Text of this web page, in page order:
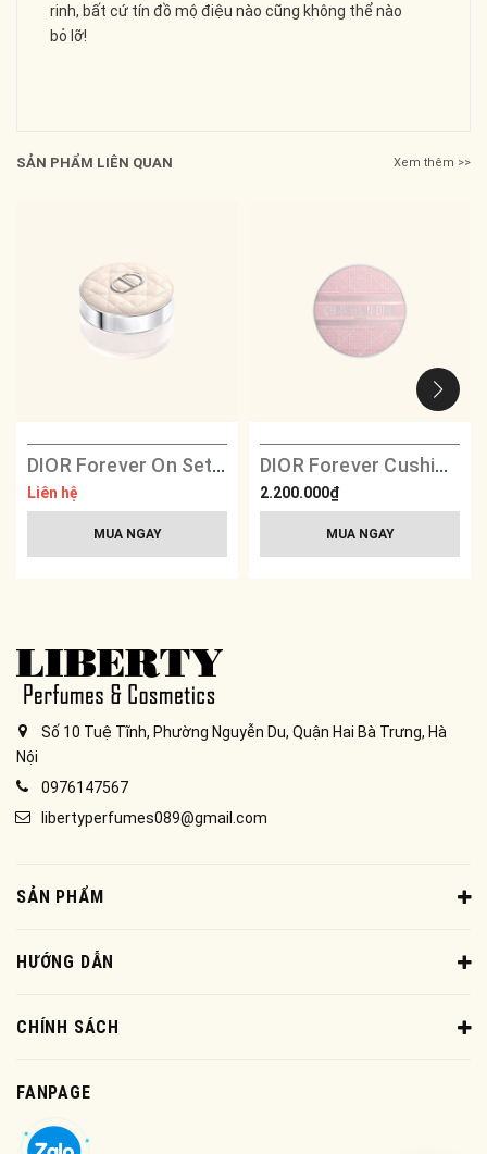
rinh, bất cứ tín đồ mộ điệu nào cũng không thể nào
bỏ lỡ!
SẢN PHẨM LIÊN QUAN Xem thêm >>
DIOR Forever On Set Powder
Liên hệ
MUA NGAY
DIOR Forever Cushion Foundation Compact - Pink Embroidered Cannage
2.200.000₫
MUA NGAY
Số 10 Tuệ Tĩnh, Phường Nguyễn Du, Quận Hai Bà Trưng, Hà
Nội
0976147567
libertyperfumes089@gmail.com
SẢN PHẨM
HƯỚNG DẪN
CHÍNH SÁCH
FANPAGE